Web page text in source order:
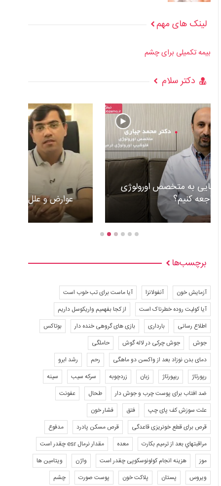
لینک های مهم
بیمه تکمیلی برای چشم
دکتر سلام
عوارض و علل گذاشتن باطری قلب +ویدئو
برچسب‌ها
آزمایش خون آنفولانزا
آیا ماست برای تب خوب است
آیا کولیت روده خطرناک است
از کجا بفهمیم واریکوسل داریم
اطلاع رسانی
بارداری بازی های گروهی خنده دار
بوتاکس
جوش
جوش چرکی در لاله گوش
حاملگی
دمای بدن نوزاد بعد از واکسن دو ماهگی
رحم
رشد ابرو
رپورتاژ
ریپورتاژ زبان زردچوبه سرکه سیب
سینه
ضد افتاب برای پوست چرب و جوش دار
طحال
عفونت
علت سوزش کف پای چپ
فتق
فشار خون
قرص برای قطع خونریزی قاعدگی
قرص مسکن پادرد
مدفوع
مراقبتهاي بعد از ترميم بكارت
معده
مقدار نرمال esr چقدر است
موز
هزینه انجام کولونوسکوپی چقدر است واژن
ویتامین ها
ویروس
پستان پلاکت خون پوست صورت
چشم